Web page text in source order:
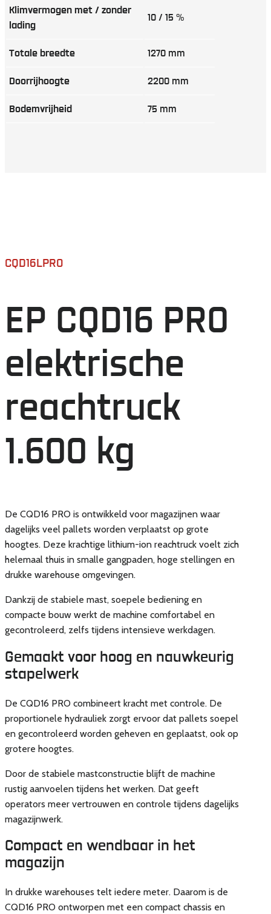
Klimvermogen met / zonder
lading
10 / 15 %
Totale breedte 1270 mm
Doorrijhoogte 2200 mm
Bodemvrijheid 75 mm
CQD16LPRO
EP CQD16 PRO
elektrische
reachtruck
1.600 kg
De CQD16 PRO is ontwikkeld voor magazijnen waar
dagelijks veel pallets worden verplaatst op grote
hoogtes. Deze krachtige lithium-ion reachtruck voelt zich
helemaal thuis in smalle gangpaden, hoge stellingen en
drukke warehouse omgevingen.
Dankzij de stabiele mast, soepele bediening en
compacte bouw werkt de machine comfortabel en
gecontroleerd, zelfs tijdens intensieve werkdagen.
Gemaakt voor hoog en nauwkeurig
stapelwerk
De CQD16 PRO combineert kracht met controle. De
proportionele hydrauliek zorgt ervoor dat pallets soepel
en gecontroleerd worden geheven en geplaatst, ook op
grotere hoogtes.
Door de stabiele mastconstructie blijft de machine
rustig aanvoelen tijdens het werken. Dat geeft
operators meer vertrouwen en controle tijdens dagelijks
magazijnwerk.
Compact en wendbaar in het
magazijn
In drukke warehouses telt iedere meter. Daarom is de
CQD16 PRO ontworpen met een compact chassis en